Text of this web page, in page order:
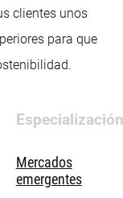
clientes unos
para que
Especialización
Mercados
emergentes